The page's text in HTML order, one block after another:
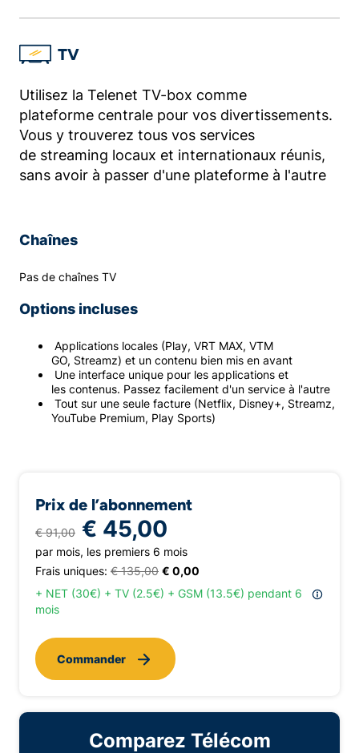
TV
Utilisez la Telenet TV-box comme
plateforme centrale pour vos divertissements.
Vous y trouverez tous vos services
de streaming locaux et internationaux réunis,
sans avoir à passer d'une plateforme à l'autre
Chaînes
Pas de chaînes TV
Options incluses
Applications locales (Play, VRT MAX, VTM
GO, Streamz) et un contenu bien mis en avant
Une interface unique pour les applications et
les contenus. Passez facilement d'un service à l'autre
Tout sur une seule facture (Netflix, Disney+, Streamz,
YouTube Premium, Play Sports)
Prix de l’abonnement
€ 91,00 € 45,00
par mois, les premiers 6 mois
Frais uniques: € 135,00 € 0,00
+ NET (30€) + TV (2.5€) + GSM (13.5€) pendant 6
mois
Commander
Comparez Télécom